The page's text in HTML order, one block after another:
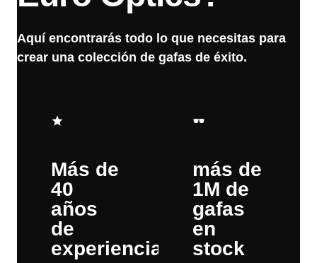
Aquí encontrarás todo lo que necesitas para
crear una colección de gafas de éxito.
Más de
40
años
de
experiencia
más de
1M de
gafas
en
stock